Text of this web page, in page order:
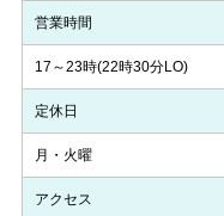
営業時間
17～23時(22時30分LO)
定休日
月・火曜
アクセス